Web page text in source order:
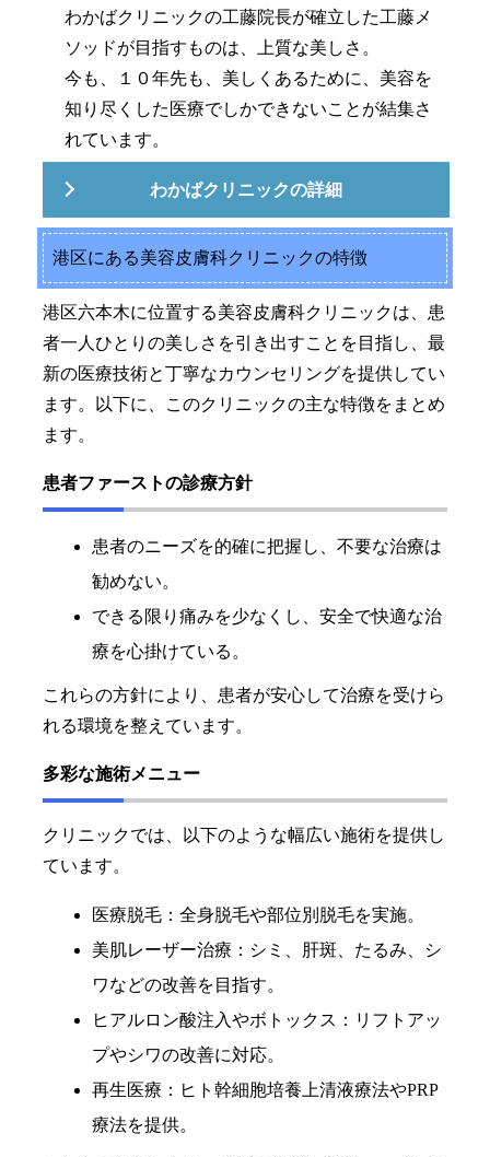
わかばクリニックの工藤院長が確立した工藤メ
ソッドが目指すものは、上質な美しさ。
今も、１０年先も、美しくあるために、美容を
知り尽くした医療でしかできないことが結集さ
れています。
わかばクリニックの詳細
港区にある美容皮膚科クリニックの特徴
港区六本木に位置する美容皮膚科クリニックは、患
者一人ひとりの美しさを引き出すことを目指し、最
新の医療技術と丁寧なカウンセリングを提供してい
ます。以下に、このクリニックの主な特徴をまとめ
ます。
患者ファーストの診療方針
患者のニーズを的確に把握し、不要な治療は
勧めない。
できる限り痛みを少なくし、安全で快適な治
療を心掛けている。
これらの方針により、患者が安心して治療を受けら
れる環境を整えています。
多彩な施術メニュー
クリニックでは、以下のような幅広い施術を提供し
ています。
医療脱毛：全身脱毛や部位別脱毛を実施。
美肌レーザー治療：シミ、肝斑、たるみ、シ
ワなどの改善を目指す。
ヒアルロン酸注入やボトックス：リフトアッ
プやシワの改善に対応。
再生医療：ヒト幹細胞培養上清液療法やPRP
療法を提供。